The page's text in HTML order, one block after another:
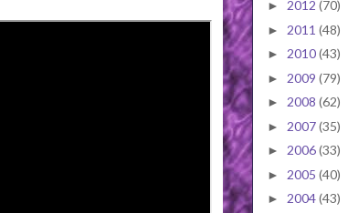
► 2012 (70)
► 2011 (48)
► 2010(43)
► 2009 (79)
► 2008 (62)
► 2007(35)
► 2006(33)
► 2005 (40)
► 2004(43)